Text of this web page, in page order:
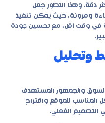
دقة. وهذا التطور جعل
ومرونة، حيث يمكن تنفيذ
في وقت أقل، مع تحسين جودة
وتحليل
السوق والجمهور المستهدف
المناسب للموقع واقتراح
التصميم الفعلي.